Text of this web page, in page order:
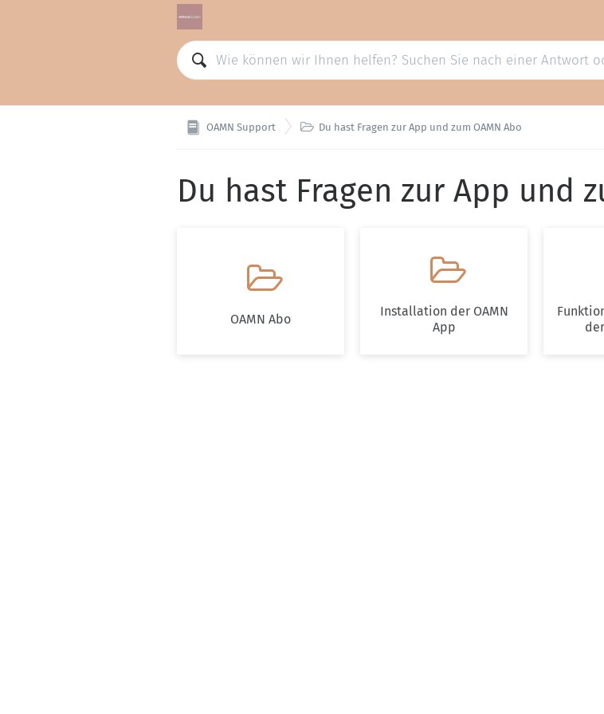
OAMN Support  Du hast Fragen zur App und zum OAMN Abo
Du hast Fragen zur App und

OAMN Abo

Installation der OAMN
App